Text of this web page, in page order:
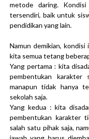
metode daring.
tersendiri, baik untuk
pendidikan yang lain.
Namun demikian, kondisi
kita semua tetang
Yang pertama : kita
pembentukan karakter
manapun tidak hanya
sekolah saja.
Yang kedua : kita
pembentukan karakter
salah satu pihak saja,